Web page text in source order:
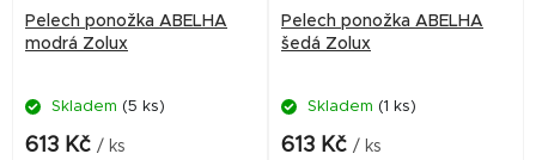
Pelech ponožka ABELHA
modrá Zolux
Skladem (5 ks)
613 Kč / ks
Pelech ponožka ABELHA
šedá Zolux
Skladem (1 ks)
613 Kč / ks